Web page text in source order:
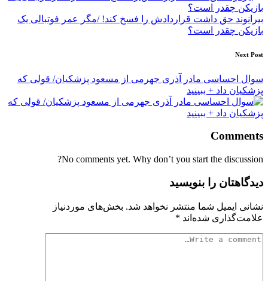
بیرانوند حق داشت قراردادش را فسخ کند! /مگر عمر فوتبالی یک
بازیکن چقدر است؟
Next Post
سوال احساسی مادر آذری جهرمی از مسعود پزشکیان/ قولی که
پزشکیان داد + ببینید
Comments
No comments yet. Why don’t you start the discussion?
دیدگاهتان را بنویسید
نشانی ایمیل شما منتشر نخواهد شد. بخش‌های موردنیاز
علامت‌گذاری شده‌اند *